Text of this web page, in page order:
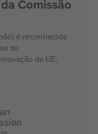
Comissão
é reconhecida
de
da UE,